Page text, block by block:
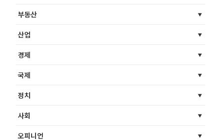
부동산
산업
경제
국제
정치
사회
오피니언